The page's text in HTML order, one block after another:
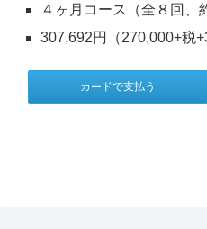
４ヶ月コース（全８回、
307,692円（270,000+税